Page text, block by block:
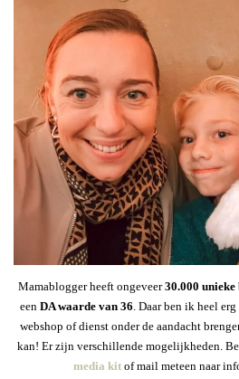
Mamablogger heeft ongeveer30.000 unieke
een DA waarde van 36. Daar ben ik heel
webshop of dienst onder de aandacht
kan! Er zijn verschillende mogelijkheden.
media kitof mail meteen naar